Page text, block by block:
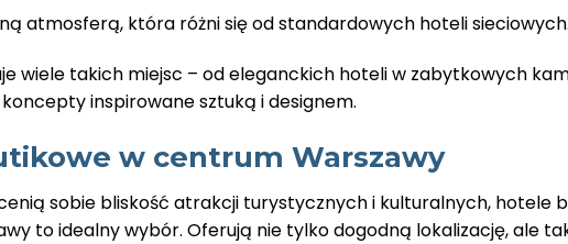
atmosferą, która różni się od standardowych hoteli sieciowych.
wiele takich miejsc – od eleganckich hoteli w zabytkowych
inspirowane sztuką i designem.
w centrum Warszawy
sobie bliskość atrakcji turystycznych i kulturalnych, hotele
to idealny wybór. Oferują nie tylko dogodną lokalizację, ale